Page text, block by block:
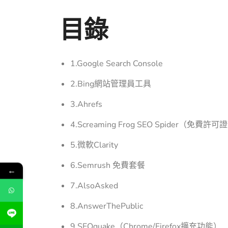
目錄
1.Google Search Console
2.Bing網站管理員工具
3.Ahrefs
4.Screaming Frog SEO Spider（免費許可
5.微軟Clarity
6.Semrush 免費套餐
7.AlsoAsked
8.AnswerThePublic
←